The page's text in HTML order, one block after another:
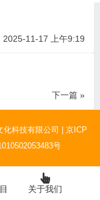
2025-11-17 上午9:19
下一篇 »
科技有限公司 | 京ICP
号
关于我们